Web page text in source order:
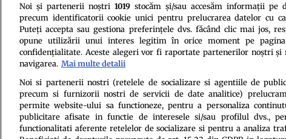
Foto: Shutterstock
Politica de
Noi și partenerii noștri 1019stocăm și/sau accesăm informații pe
precum identificatorii cookie unici pentru prelucrarea datelor cu
Puteți accepta sau gestiona preferințele dvs. făcând clic mai jos,
opune utilizării unui interes legitim în orice moment pe
confidențialitate. Aceste alegeri vor fi raportate partenerilor noștri și
navigarea. Mai multe detalii
Noi si partenerii nostri (retelele de socializare si agentiile de
precum si furnizorii nostri de servicii de date analitice)
permite website-ului sa functioneze, pentru a personaliza
publicitare afisate in functie de interesele si/sau profilul dvs.,
functionalitati aferente retelelor de socializare si pentru a analiza